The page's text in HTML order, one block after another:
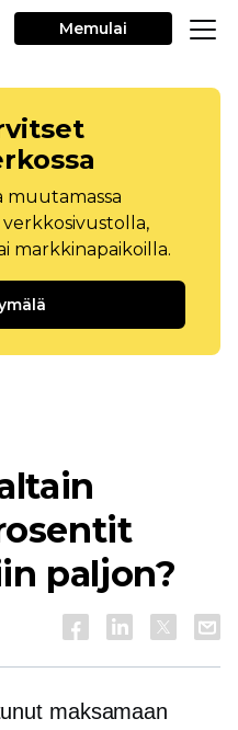
Memulai
markkinapaikoilla.
paljon?
maksamaan